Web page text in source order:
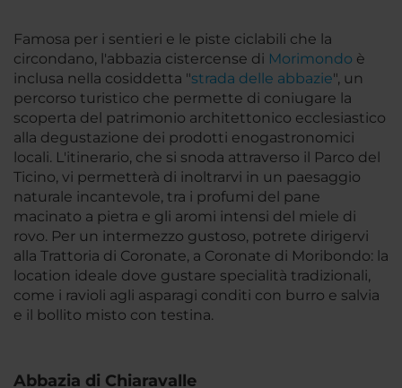
Famosa per i sentieri e le piste ciclabili che la
circondano, l'abbazia cistercense di Morimondo è
inclusa nella cosiddetta "strada delle abbazie", un
percorso turistico che permette di coniugare la
scoperta del patrimonio architettonico ecclesiastico
alla degustazione dei prodotti enogastronomici
locali. L'itinerario, che si snoda attraverso il Parco del
Ticino, vi permetterà di inoltrarvi in un paesaggio
naturale incantevole, tra i profumi del pane
macinato a pietra e gli aromi intensi del miele di
rovo. Per un intermezzo gustoso, potrete dirigervi
alla Trattoria di Coronate, a Coronate di Moribondo: la
location ideale dove gustare specialità tradizionali,
come i ravioli agli asparagi conditi con burro e salvia
e il bollito misto con testina.
Abbazia di Chiaravalle